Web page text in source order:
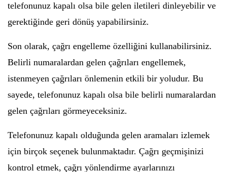
telefonunuz kapalı olsa bile gelen iletileri dinleyebilir ve
gerektiğinde geri dönüş yapabilirsiniz.
Son olarak, çağrı engelleme özelliğini kullanabilirsiniz.
Belirli numaralardan gelen çağrıları engellemek,
istenmeyen çağrıları önlemenin etkili bir yoludur. Bu
sayede, telefonunuz kapalı olsa bile belirli numaralardan
gelen çağrıları görmeyeceksiniz.
Telefonunuz kapalı olduğunda gelen aramaları izlemek
için birçok seçenek bulunmaktadır. Çağrı geçmişinizi
kontrol etmek, çağrı yönlendirme ayarlarınızı